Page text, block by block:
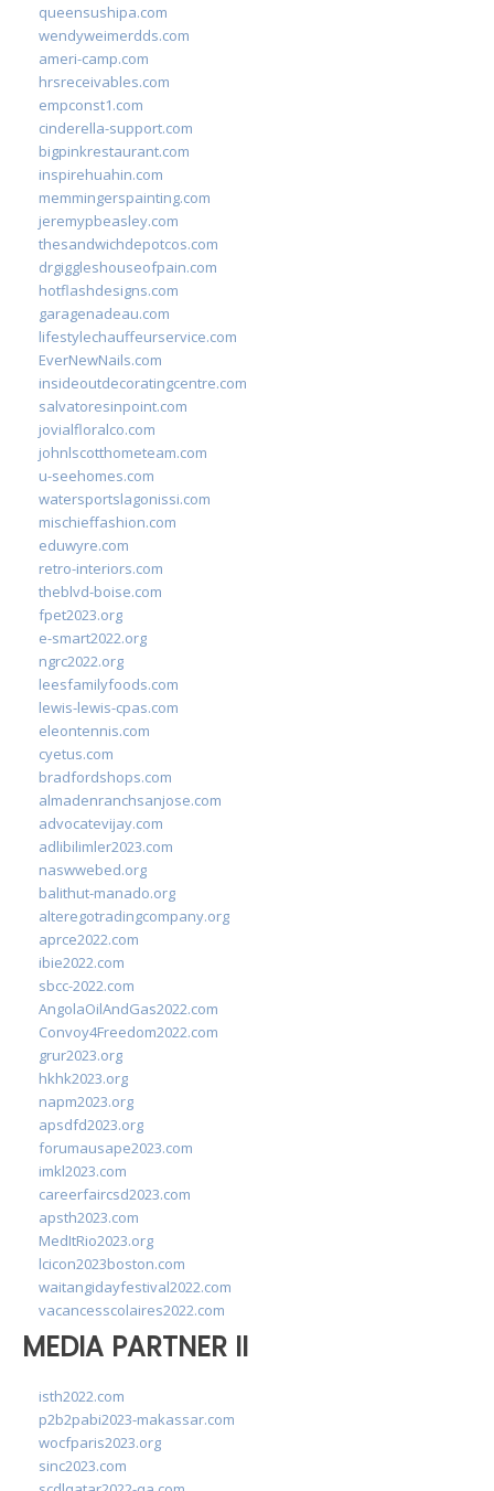
queensushipa.com
wendyweimerdds.com
ameri-camp.com
hrsreceivables.com
empconst1.com
cinderella-support.com
bigpinkrestaurant.com
inspirehuahin.com
memmingerspainting.com
jeremypbeasley.com
thesandwichdepotcos.com
drgiggleshouseofpain.com
hotflashdesigns.com
garagenadeau.com
lifestylechauffeurservice.com
EverNewNails.com
insideoutdecoratingcentre.com
salvatoresinpoint.com
jovialfloralco.com
johnlscotthometeam.com
u-seehomes.com
watersportslagonissi.com
mischieffashion.com
eduwyre.com
retro-interiors.com
theblvd-boise.com
fpet2023.org
e-smart2022.org
ngrc2022.org
leesfamilyfoods.com
lewis-lewis-cpas.com
eleontennis.com
cyetus.com
bradfordshops.com
almadenranchsanjose.com
advocatevijay.com
adlibilimler2023.com
naswwebed.org
balithut-manado.org
alteregotradingcompany.org
aprce2022.com
ibie2022.com
sbcc-2022.com
AngolaOilAndGas2022.com
Convoy4Freedom2022.com
grur2023.org
hkhk2023.org
napm2023.org
apsdfd2023.org
forumausape2023.com
imkl2023.com
careerfaircsd2023.com
apsth2023.com
MedItRio2023.org
lcicon2023boston.com
waitangidayfestival2022.com
vacancesscolaires2022.com
MEDIA PARTNER II
isth2022.com
p2b2pabi2023-makassar.com
wocfparis2023.org
sinc2023.com